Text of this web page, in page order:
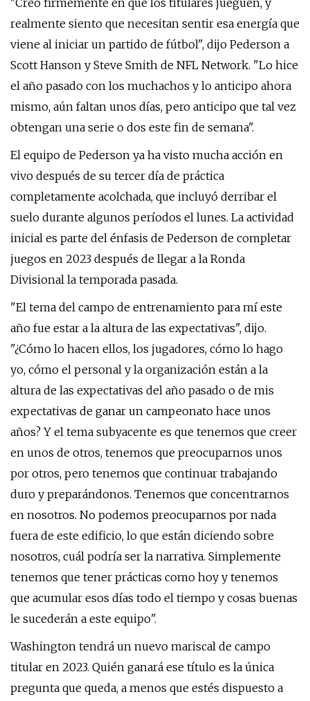
"Creo firmemente en que los titulares jueguen, y
realmente siento que necesitan sentir esa energía que
viene al iniciar un partido de fútbol", dijo Pederson a
Scott Hanson y Steve Smith de NFL Network. "Lo hice
el año pasado con los muchachos y lo anticipo ahora
mismo, aún faltan unos días, pero anticipo que tal vez
obtengan una serie o dos este fin de semana".
El equipo de Pederson ya ha visto mucha acción en
vivo después de su tercer día de práctica
completamente acolchada, que incluyó derribar el
suelo durante algunos períodos el lunes. La actividad
inicial es parte del énfasis de Pederson de completar
juegos en 2023 después de llegar a la Ronda
Divisional la temporada pasada.
"El tema del campo de entrenamiento para mí este
año fue estar a la altura de las expectativas", dijo.
"¿Cómo lo hacen ellos, los jugadores, cómo lo hago
yo, cómo el personal y la organización están a la
altura de las expectativas del año pasado o de mis
expectativas de ganar un campeonato hace unos
años? Y el tema subyacente es que tenemos que creer
en unos de otros, tenemos que preocuparnos unos
por otros, pero tenemos que continuar trabajando
duro y preparándonos. Tenemos que concentrarnos
en nosotros. No podemos preocuparnos por nada
fuera de este edificio, lo que están diciendo sobre
nosotros, cuál podría ser la narrativa. Simplemente
tenemos que tener prácticas como hoy y tenemos
que acumular esos días todo el tiempo y cosas buenas
le sucederán a este equipo".
Washington tendrá un nuevo mariscal de campo
titular en 2023. Quién ganará ese título es la única
pregunta que queda, a menos que estés dispuesto a